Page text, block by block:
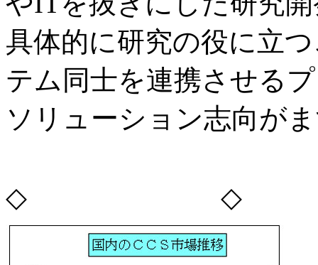
具体的に研究の役に立
テム同士を連携させる
ソリューション志向が
◇ ◇